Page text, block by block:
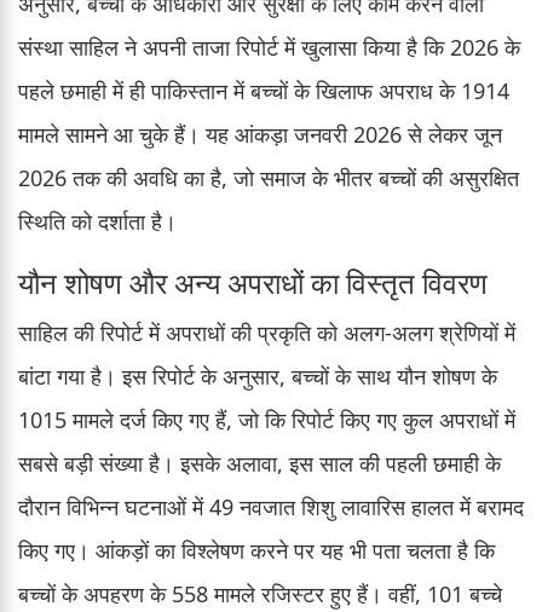
संस्था साहिल ने अपनी ताजा रिपोर्ट में खुलासा किया है कि 2026 के
पहले छमाही में ही पाकिस्तान में बच्चों के खिलाफ अपराध के 1914
मामले सामने आ चुके हैं। यह आंकड़ा जनवरी 2026 से लेकर जून
2026 तक की अवधि का है, जो समाज के भीतर बच्चों की असुरक्षित
स्थिति को दर्शाता है।
यौन शोषण और अन्य अपराधों का विस्तृत विवरण
साहिल की रिपोर्ट में अपराधों की प्रकृति को अलग-अलग श्रेणियों में
बांटा गया है। इस रिपोर्ट के अनुसार, बच्चों के साथ यौन शोषण के
1015 मामले दर्ज किए गए हैं, जो कि रिपोर्ट किए गए कुल अपराधों में
सबसे बड़ी संख्या है। इसके अलावा, इस साल की पहली छमाही के
दौरान विभिन्न घटनाओं में 49 नवजात शिशु लावारिस हालत में बरामद
किए गए। आंकड़ों का विश्लेषण करने पर यह भी पता चलता है कि
बच्चों के अपहरण के 558 मामले रजिस्टर हुए हैं। वहीं, 101 बच्चे